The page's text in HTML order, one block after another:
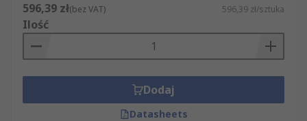
596,39 zł(bez VAT) 596,39 zł/sztuka
Ilość
Dodaj
Datasheets